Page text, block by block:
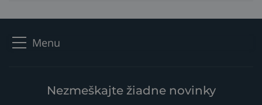
Menu
Nezmeškajte žiadne novinky